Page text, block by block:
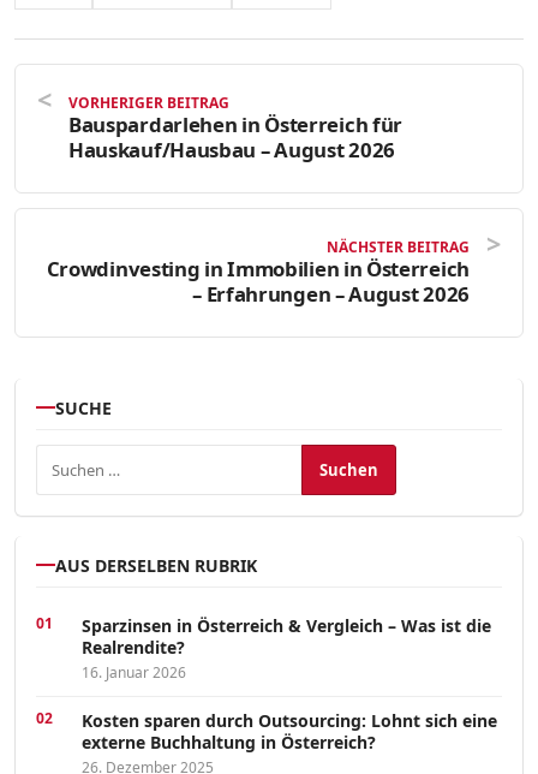
VORHERIGER BEITRAG
Bauspardarlehen in Österreich für
Hauskauf/Hausbau – August 2026
NÄCHSTER BEITRAG
Crowdinvesting in Immobilien in Österreich
– Erfahrungen – August 2026
SUCHE
AUS DERSELBEN RUBRIK
Sparzinsen in Österreich & Vergleich – Was ist die
Realrendite?
16. Januar 2026
Kosten sparen durch Outsourcing: Lohnt sich eine
externe Buchhaltung in Österreich?
26. Dezember 2025